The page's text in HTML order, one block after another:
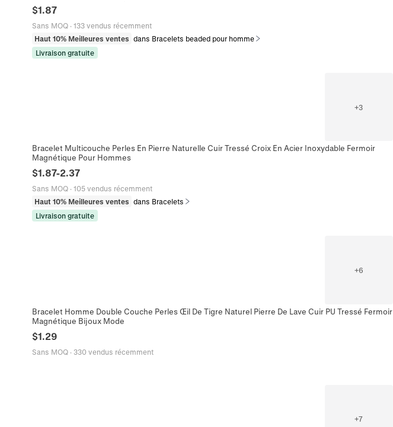
$1.87
Sans MOQ· 133 vendus récemment
Haut 10% Meilleures ventes dans Bracelets beaded pour homme
Livraison gratuite
+3
Bracelet Multicouche Perles En Pierre Naturelle Cuir Tressé Croix En Acier Inoxydable Fermoir
Magnétique Pour Hommes
$1.87-2.37
Sans MOQ· 105 vendus récemment
Haut 10% Meilleures ventes dans Bracelets
Livraison gratuite
+6
Bracelet Homme Double Couche Perles Œil De Tigre Naturel Pierre De Lave Cuir PU Tressé Fermoir
Magnétique Bijoux Mode
$1.29
Sans MOQ· 330 vendus récemment
+7